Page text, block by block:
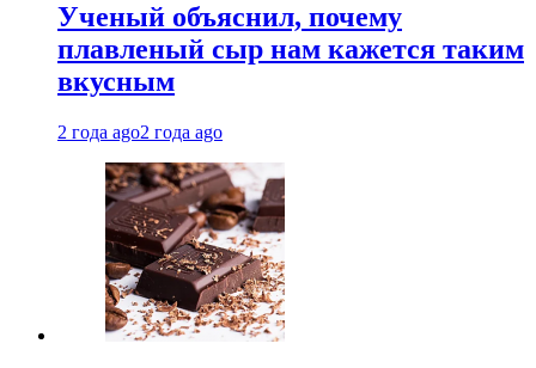
Ученый объяснил, почему
плавленый сыр нам кажется таким
вкусным
2 года ago2 года ago